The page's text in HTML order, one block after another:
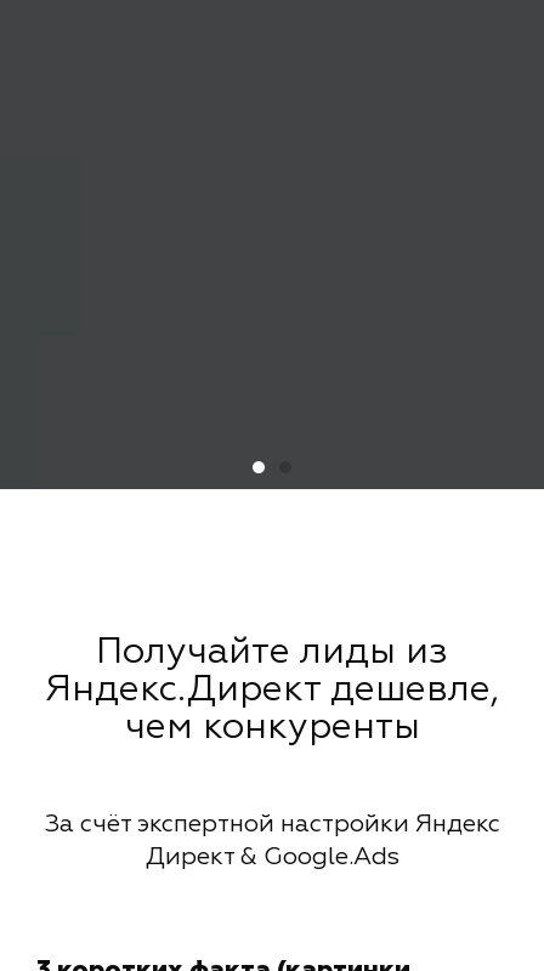
Получайте лиды из
Яндекс.Директ дешевле,
чем конкуренты
За счёт экспертной настройки Яндекс
Директ & Google.Ads